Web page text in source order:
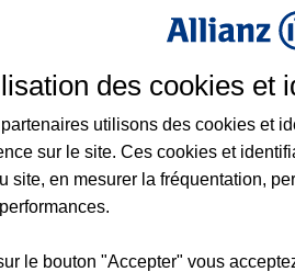
Conseils santé
chat
Conseils animal de compagnie
des cookies et
utilisons des cookies et
sur le site. Ces cookies et
site, en mesurer la fréquentation,
le bouton "Accepter" vous